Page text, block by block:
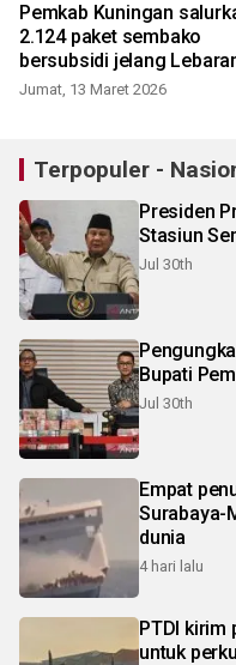
Pemkab Kuningan
2.124 paket sembako
bersubsidi jelang
Jumat, 13 Maret 2026
Terpopuler -
Presiden
Stasiun
Jul 30th
Bupati
Jul 30th
Empat
Surabaya-
dunia
4 hari lalu
PTDI kirim
untuk